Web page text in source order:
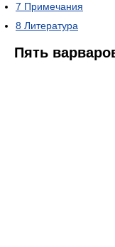
7 Примечания
8 Литература
Пять